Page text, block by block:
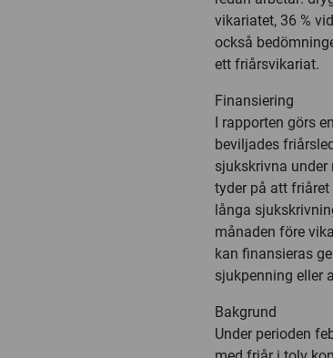
vikariatet, 36 %
också
ett friårsvikariat.
Finansiering
I rapporten görs
beviljades
sjukskrivna
tyder på att
långa
månaden före
kan finansieras
sjukpenning eller
Bakgrund
Under perioden